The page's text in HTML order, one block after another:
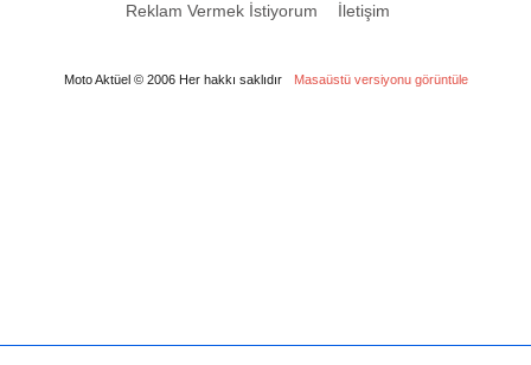
Reklam Vermek İstiyorum İletişim
Moto Aktüel © 2006 Her hakkı saklıdır Masaüstü versiyonu görüntüle